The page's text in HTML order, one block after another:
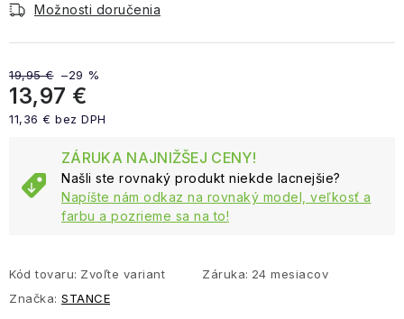
Možnosti doručenia
19,95 € –29 %
13,97 €
11,36 € bez DPH
ZÁRUKA NAJNIŽŠEJ CENY!
Našli ste rovnaký produkt niekde lacnejšie?
Napíšte nám odkaz na rovnaký model, veľkosť a
farbu a pozrieme sa na to!
Kód tovaru: Zvoľte variant Záruka: 24 mesiacov
Značka: STANCE